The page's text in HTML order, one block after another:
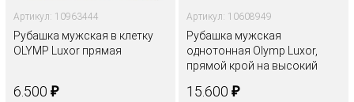
Артикул: 10963444
Рубашка мужская в клетку
OLYMP Luxor прямая
6.500 ₽
Артикул: 10608949
Рубашка мужская
однотонная Olymp Luxor,
прямой крой на высокий
15.600 ₽